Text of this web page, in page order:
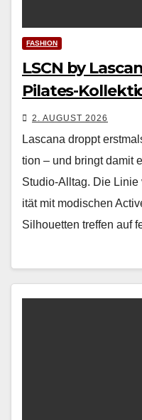
FASHION
LSCN by
Pilates-
2. AUGUST 2026
Las­cana droppt
tion – und bringt damit
Stu­dio-All­t­ag. Die
ität mit modis­chen
Sil­hou­et­ten tre­f­fen auf